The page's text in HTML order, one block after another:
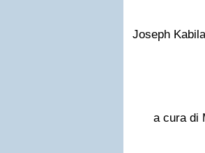
Joseph
a cura di